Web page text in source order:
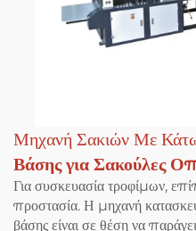
Μηχανή Σακιών Με
Βάσης για Σακούλες
Για συσκευασία τροφίμων,
προστασία. Η μηχανή
βάσης είναι σε θέση να